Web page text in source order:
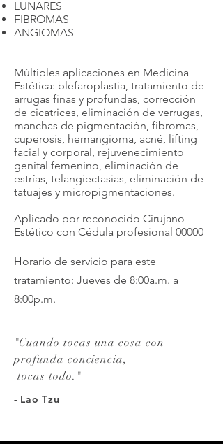
LUNARES
FIBROMAS
ANGIOMAS
Múltiples aplicaciones en Medicina
Estética: blefaroplastia, tratamiento de
arrugas finas y profundas, corrección
de cicatrices, eliminación de verrugas,
manchas de pigmentación, fibromas,
cuperosis, hemangioma, acné, lifting
facial y corporal, rejuvenecimiento
genital femenino, eliminación de
estrías, telangiectasias, eliminación de
tatuajes y micropigmentaciones.
Aplicado por reconocido Cirujano
Estético con Cédula profesional 00000
Horario de servicio para este
tratamiento: Jueves de 8:00a.m. a
8:00p.m.
"Cuando tocas una cosa con
profunda conciencia,
tocas todo. "
- Lao Tzu